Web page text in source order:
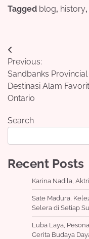
Tagged blog, history,
Post
navigation
Previous:
Sandbanks Provincial
Destinasi Alam
Ontario
Search
Recent Posts
Karina Nadila,
Sate Madura,
Selera di Setiap
Luba Laya,
Cerita Budaya